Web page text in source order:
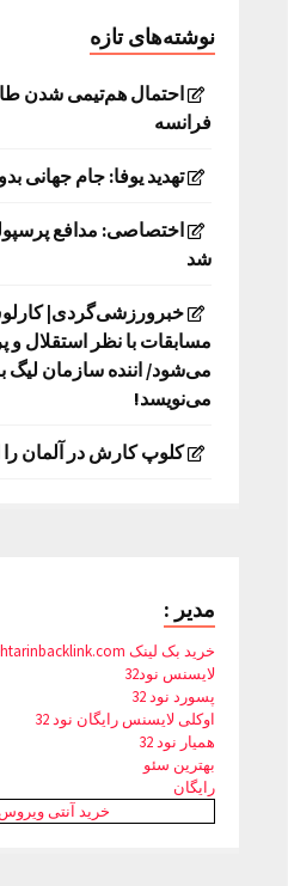
نوشته‌های تازه
احتمال هم‌تیمی شدن
فرانسه
تهدید یوفا: جام جهانی
اختصاصی: مدافع
شد
خبرورزشی‌گردی|
مسابقات با نظر استقلال
می‌شود/ اننده سازمان لیگ
می‌نویسد!
کلوپ کارش در آلمان
مدیر :
خرید بک لینک behtarinbacklink.com
لایسنس نود32
پسورد نود 32
اوکلی لایسنس رایگان نود 32
همیار نود 32
بهترین سئو
رایگان
خرید آنتی ویروس Kaspersky